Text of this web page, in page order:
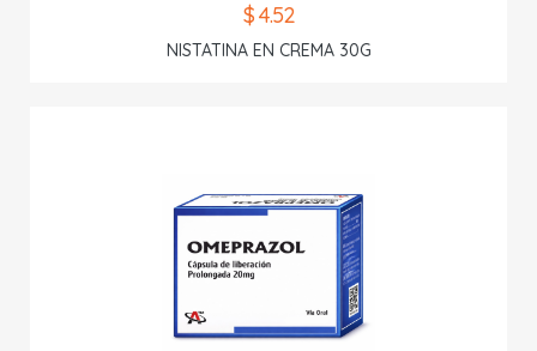
$ 4.52
NISTATINA EN CREMA 30G